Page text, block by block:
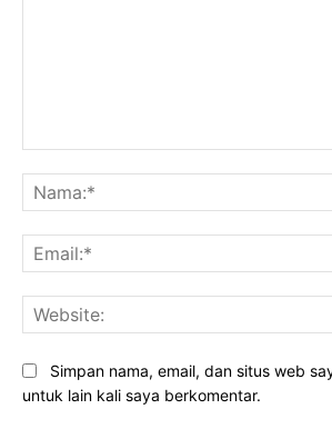
Simpan nama, email, dan situs web
untuk lain kali saya berkomentar.